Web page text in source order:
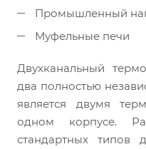
Промышленный
Муфельные печи
Двухканальный
два полностью
является двумя
одном корпусе.
стандартных типов